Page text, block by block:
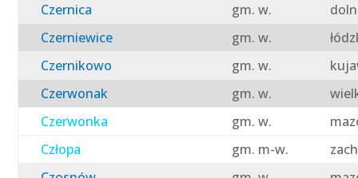
Czernica
gm. w.
Czerniewice
gm. w.
Czernikowo
gm. w.
Czerwonak
gm. w.
Czerwonka
gm. w.
Człopa
gm. m-w.